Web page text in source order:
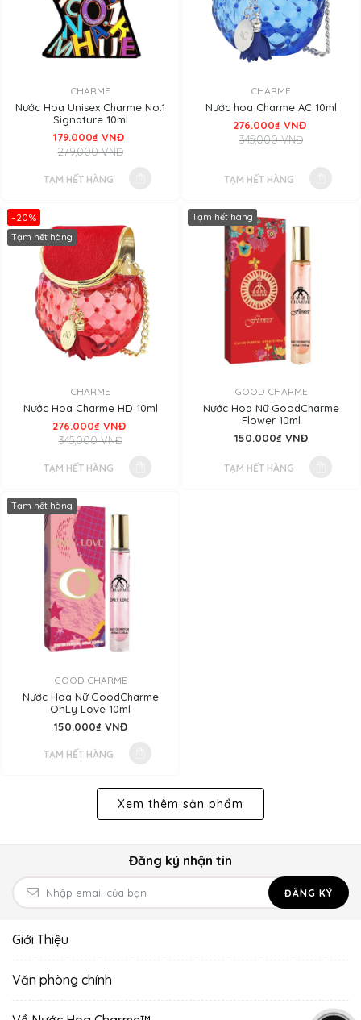
CHARME
Nước Hoa Unisex Charme No.1
Signature 10ml
179.000₫ VNĐ
279,000 VNĐ
TẠM HẾT HÀNG
CHARME
Nước hoa Charme AC 10ml
276.000₫ VNĐ
345,000 VNĐ
TẠM HẾT HÀNG
-20%
Tạm hết hàng
CHARME
Nước Hoa Charme HD 10ml
276.000₫ VNĐ
345,000 VNĐ
TẠM HẾT HÀNG
Tạm hết hàng
GOOD CHARME
Nước Hoa Nữ GoodCharme
Flower 10ml
150.000₫ VNĐ
TẠM HẾT HÀNG
Tạm hết hàng
GOOD CHARME
Nước Hoa Nữ GoodCharme
OnLy Love 10ml
150.000₫ VNĐ
TẠM HẾT HÀNG
Xem thêm sản phẩm
Đăng ký nhận tin
ĐĂNG KÝ
Giới Thiệu
Văn phòng chính